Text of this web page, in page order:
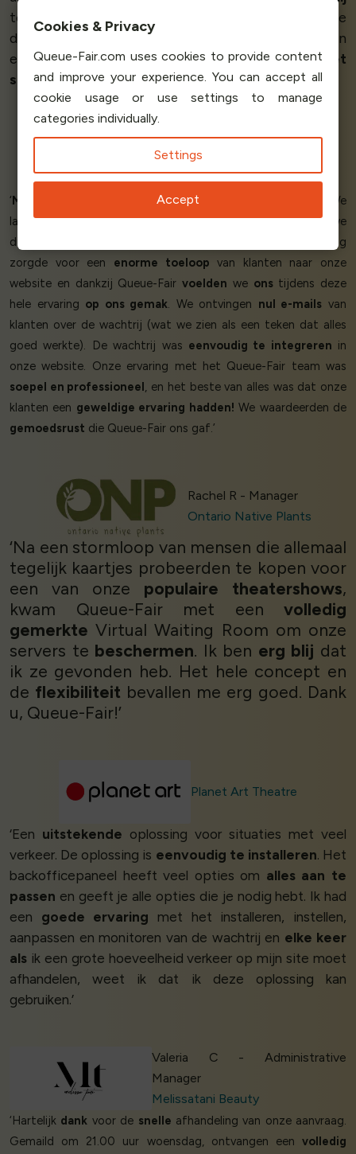
toen we vanaf het Queue-Fair-dashboard zagen hoe
de gebruikers de virtuele wachtkamer binnenrolden
en vervolgens naar de site werden geleid enmet
succes hun aankopen deden.’
Chris Shull - Founding Principal
‘Minder stress
bij de lancering van onze online winkel! We
lanceerden een gloednieuwe website op dezelfde dag dat we
dit jaar opengingen voor bestellingen. De lanceringsdag
zorgde voor een enorme toeloop van klanten naar onze
website en dankzij Queue-Fair voelden we onstijdens deze
hele ervaring op ons gemak. We ontvingen nul e-mails van
klanten over de wachtrij (wat we zien als een teken dat alles
goed werkte). De wachtrij was eenvoudig te integreren in
onze website. Onze ervaring met het Queue-Fair team was
soepel en professioneel, en het beste van alles was dat onze
klanten een geweldige ervaring hadden! We waardeerden de
gemoedsrust die Queue-Fair ons gaf.’
Rachel R - Manager
Ontario Native Plants
‘Na een stormloop van mensen die allemaal
tegelijk kaartjes probeerden te kopen voor
een van onze populaire theatershows,
kwam Queue-Fair met een volledig
gemerkte Virtual Waiting Room om onze
servers te beschermen. Ik ben erg blij dat
ik ze gevonden heb. Het hele concept en
de flexibiliteit bevallen me erg goed. Dank
u, Queue-Fair!’
Planet Art Theatre
‘Een uitstekende oplossing voor situaties met veel
verkeer. De oplossing is eenvoudig te installeren. Het
backofficepaneel heeft veel opties om alles aan te
passen en geeft je alle opties die je nodig hebt. Ik had
een goede ervaring met het installeren, instellen,
aanpassen en monitoren van de wachtrij en elke keer
als ik een grote hoeveelheid verkeer op mijn site moet
afhandelen, weet ik dat ik deze oplossing kan
gebruiken.’
Valeria C - Administrative
Manager
Melissatani Beauty
‘Hartelijk dank voor de snelle afhandeling van onze aanvraag.
Gemaild om 21.00 uur woensdag, ontvangen een volledig
Cookies & Privacy
Queue-Fair.com uses cookies to provide content
and improve your experience. You can accept all
cookie usage or use settings to manage
categories individually.
Settings
Accept